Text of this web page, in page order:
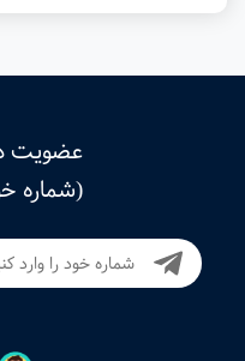
عضویت
(شماره